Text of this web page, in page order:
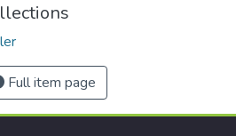
Full item page